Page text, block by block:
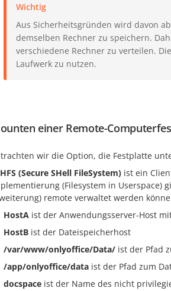
Wichtig
Aus Sicherheitsgründen wird davon
demselben Rechner zu speichern.
verschiedene Rechner zu verteilen.
Laufwerk zu nutzen.
einer Remote-
wir die Option, die Festplatte
(Secure SHell FileSystem) ist ein
(Filesystem in Userspace)
remote verwaltet werden
HostA ist der Anwendungsserver-Host
HostB ist der Dateispeicherhost
/var/www/onlyoffice/Data/ ist der Pfad
/app/onlyoffice/data ist der Pfad zum
docspace ist der Name des nicht